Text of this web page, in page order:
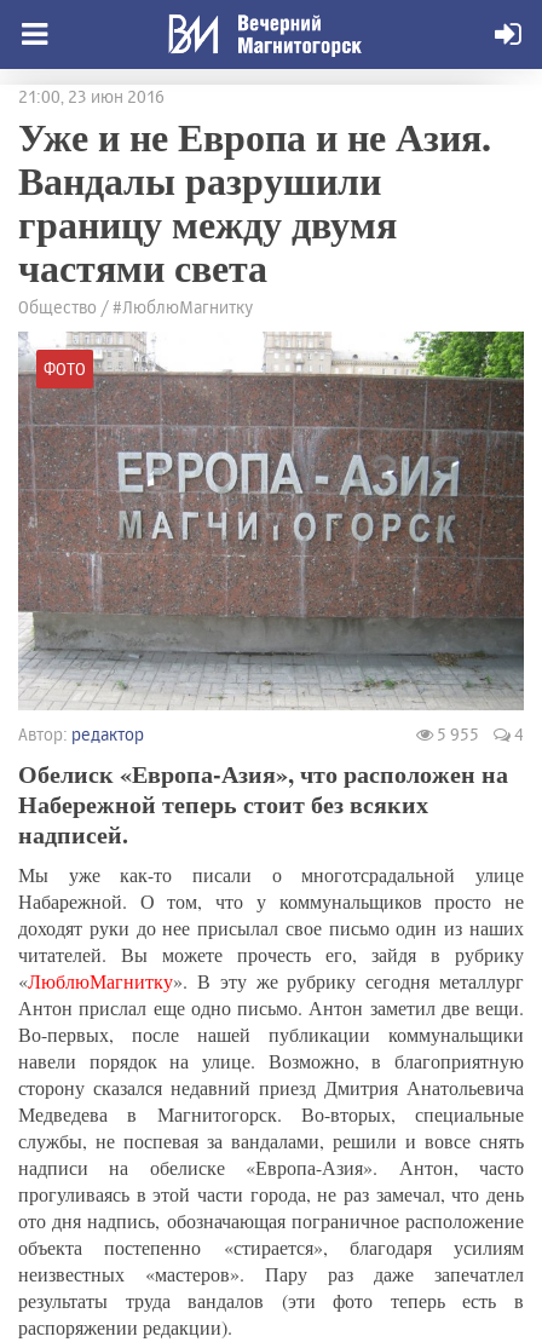
21:00, 23 июн 2016
Уже и не Европа и не Азия.
Вандалы разрушили
границу между двумя
частями света
Общество / #ЛюблюМагнитку
ФОТО
Автор: редактор 5 955 4
Обелиск «Европа-Азия», что расположен на
Набережной теперь стоит без всяких
надписей.
Мы уже как-то писали о многотсрадальной улице
Набарежной. О том, что у коммунальщиков просто не
доходят руки до нее присылал свое письмо один из наших
читателей. Вы можете прочесть его, зайдя в рубрику
«ЛюблюМагнитку». В эту же рубрику сегодня металлург
Антон прислал еще одно письмо. Антон заметил две вещи.
Во-первых, после нашей публикации коммунальщики
навели порядок на улице. Возможно, в благоприятную
сторону сказался недавний приезд Дмитрия Анатольевича
Медведева в Магнитогорск. Во-вторых, специальные
службы, не поспевая за вандалами, решили и вовсе снять
надписи на обелиске «Европа-Азия». Антон, часто
прогуливаясь в этой части города, не раз замечал, что день
ото дня надпись, обозначающая пограничное расположение
объекта постепенно «стирается», благодаря усилиям
неизвестных «мастеров». Пару раз даже запечатлел
результаты труда вандалов (эти фото теперь есть в
распоряжении редакции).